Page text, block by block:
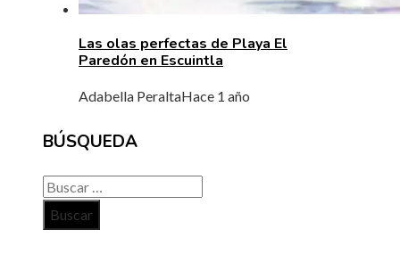
Las olas perfectas de Playa El
Paredón en Escuintla
Adabella PeraltaHace 1 año
BÚSQUEDA
Buscar: